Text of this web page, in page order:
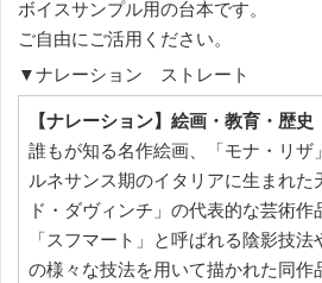
ボイスサンプル用の台本です。
ご自由にご活用ください。
▼ナレーション ストレート
【ナレーション】絵画・教育・歴史
誰もが知る名作絵画、「モナ・リザ
ルネサンス期のイタリアに生まれた
ド・ダヴィンチ」の代表的な芸術作
「スフマート」と呼ばれる陰影技
の様々な技法を用いて描かれた同作